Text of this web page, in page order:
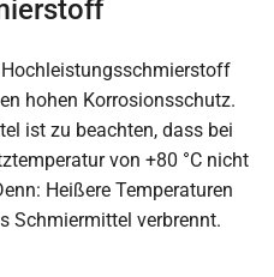
hohen Korrosionsschutz.
ist zu beachten, dass bei
von +80 °C nicht
Heißere Temperaturen
Schmiermittel verbrennt.